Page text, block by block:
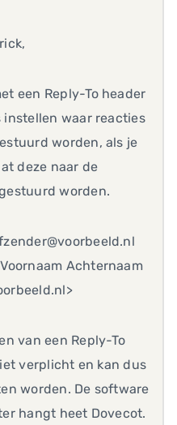
een Reply-To header
instellen waar reacties
worden, als je
deze naar de
worden.
Achternaam
van een Reply-To
verplicht en kan dus
worden. De software
hangt heet Dovecot.